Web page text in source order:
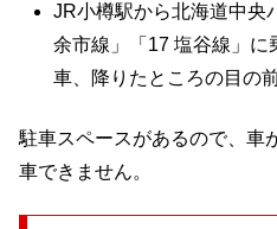
JR小樽駅から北海道中央
余市線」「17 塩谷線」
車、降りたところの目の
駐車スペースがあるので、車
車できません。